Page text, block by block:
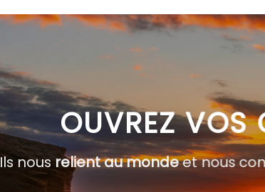
OUVREZ VOS
Ils nousrelient au mondeet nous